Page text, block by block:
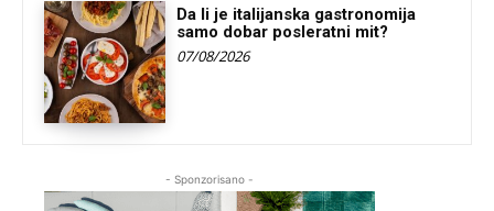
Da li je italijanska gastronomija
samo dobar posleratni mit?
07/08/2026
- Sponzorisano -